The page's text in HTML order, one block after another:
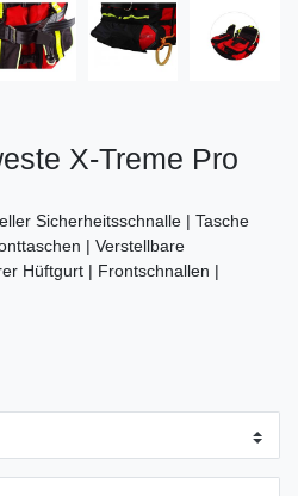
X-Treme Pro
Sicherheitsschnalle | Tasche
| Verstellbare
Hüftgurt | Frontschnallen |